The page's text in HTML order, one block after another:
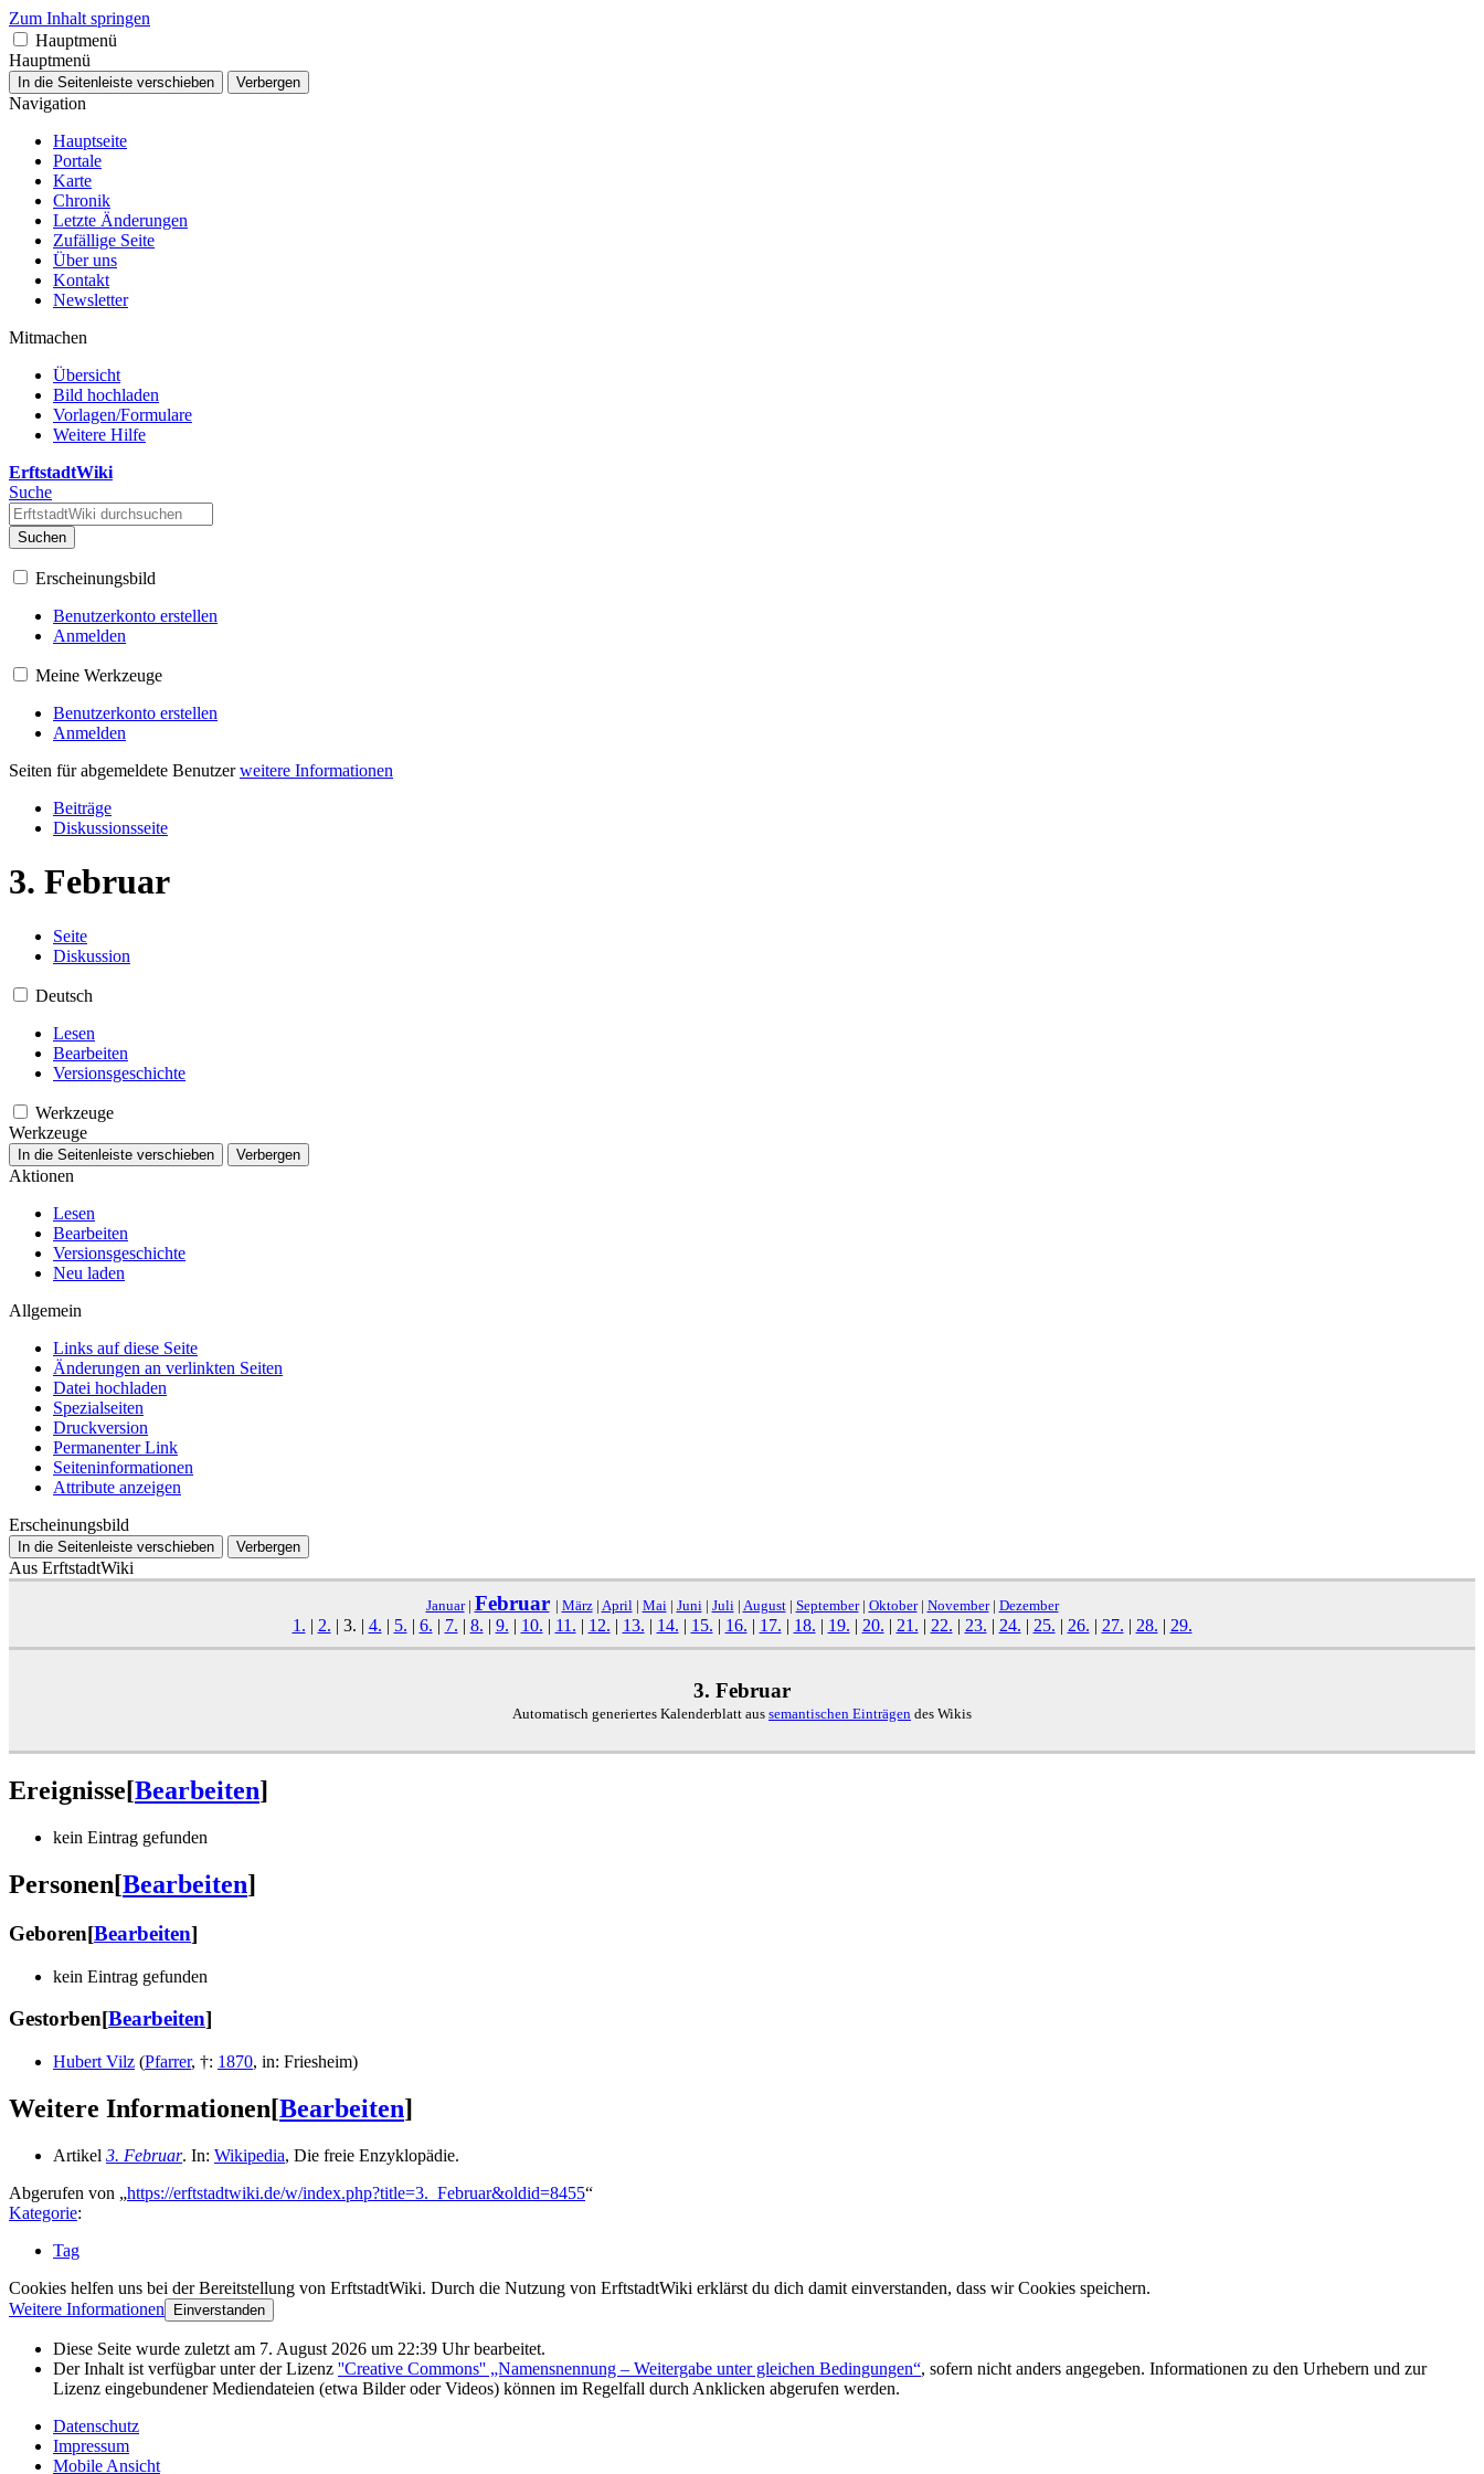
Zum Inhalt springen
Hauptmenü
Hauptmenü
In die Seitenleiste verschieben Verbergen
Navigation
Hauptseite
Portale
Karte
Chronik
Letzte Änderungen
Zufällige Seite
Über uns
Kontakt
Newsletter
Mitmachen
Übersicht
Bild hochladen
Vorlagen/Formulare
Weitere Hilfe
ErftstadtWiki
Suche
Suchen
Erscheinungsbild
Benutzerkonto erstellen
Anmelden
Meine Werkzeuge
Benutzerkonto erstellen
Anmelden
Seiten für abgemeldete Benutzerweitere Informationen
Beiträge
Diskussionsseite
3. Februar
Seite
Diskussion
Deutsch
Lesen
Bearbeiten
Versionsgeschichte
Werkzeuge
Werkzeuge
In die Seitenleiste verschieben Verbergen
Aktionen
Lesen
Bearbeiten
Versionsgeschichte
Neu laden
Allgemein
Links auf diese Seite
Änderungen an verlinkten Seiten
Datei hochladen
Spezialseiten
Druckversion
Permanenter Link
Seiten­­informationen
Attribute anzeigen
Erscheinungsbild
In die Seitenleiste verschieben Verbergen
Aus ErftstadtWiki
Januar| Februar | März| April| Mai| Juni| Juli| August| September| Oktober| November| Dezember
1. 2. 3. 4. 5. 6. 7. 8. 9. 10. 11. 12. 13. 14. 15. 16. 17. 18. 19. 20. 21. 22. 23. 24. 25. 26. 27. 28. 29.
3. Februar
Automatisch generiertes Kalenderblatt aus semantischen Einträgen des Wikis
Ereignisse[Bearbeiten]
kein Eintrag gefunden
Personen[Bearbeiten]
Geboren[Bearbeiten]
kein Eintrag gefunden
Gestorben[Bearbeiten]
Hubert Vilz (Pfarrer, †: 1870, in: Friesheim)
Weitere Informationen[Bearbeiten]
Artikel 3. Februar. In: Wikipedia, Die freie Enzyklopädie.
Abgerufen von „https://erftstadtwiki.de/w/index.php?title=3._Februar&oldid=8455“
Kategorie:
Tag
Cookies helfen uns bei der Bereitstellung von ErftstadtWiki. Durch die Nutzung von ErftstadtWiki erklärst du dich damit einverstanden, dass wir Cookies speichern.
Weitere Informationen
Einverstanden
Diese Seite wurde zuletzt am 7. August 2026 um 22:39 Uhr bearbeitet.
Der Inhalt ist verfügbar unter der Lizenz ''Creative Commons'' „Namensnennung – Weitergabe unter gleichen Bedingungen“, sofern nicht anders angegeben. Informationen zu den Urhebern und zur
Lizenz eingebundener Mediendateien (etwa Bilder oder Videos) können im Regelfall durch Anklicken abgerufen werden.
Datenschutz
Impressum
Mobile Ansicht